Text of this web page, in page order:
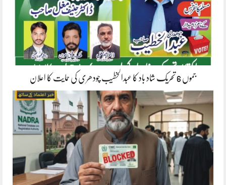
جموں 6 تحریک شاد باد کا عبدالخطیب چودھری کی حمایت کا اعلان